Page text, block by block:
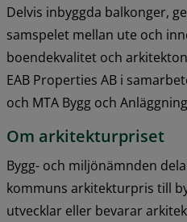
Delvis inbyggda balkonger,
samspelet mellan ute och
boendekvalitet och
EAB Properties AB i
och MTA Bygg och
Om arkitekturpriset
Bygg- och miljönämnden
kommuns arkitekturpris till
utvecklar eller bevarar